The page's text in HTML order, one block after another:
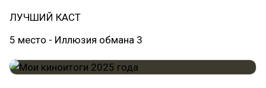
ЛУЧШИЙ КАСТ
5 место - Иллюзия обмана 3